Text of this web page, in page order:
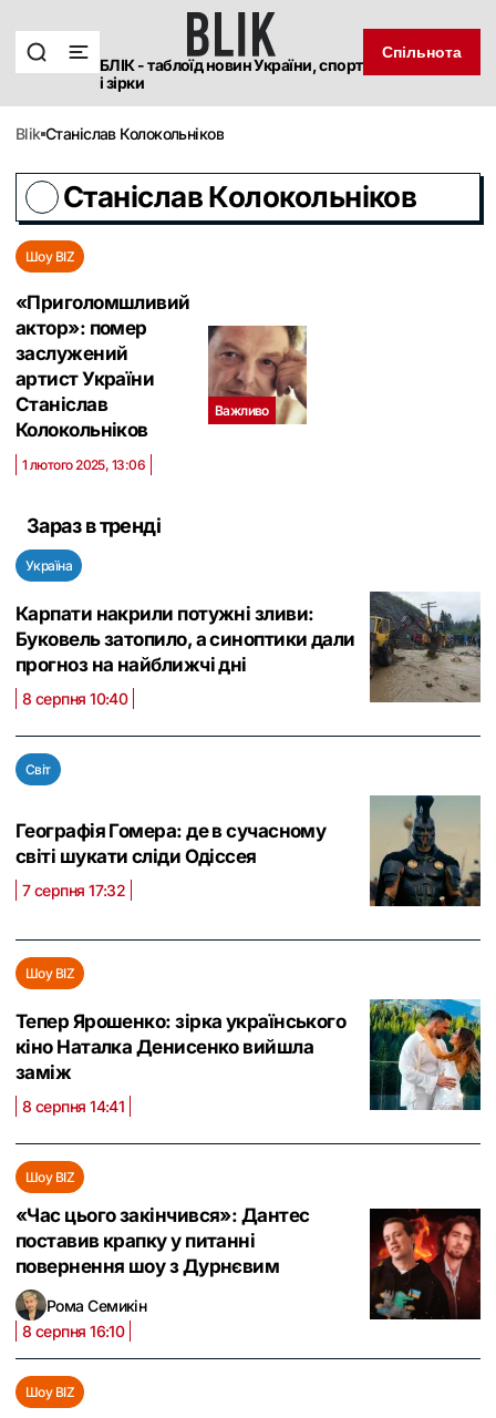
БЛІК - таблоїд новин України, спорт
і зірки
Спільнота
blik Станіслав Колокольніков
Станіслав Колокольніков
Важливо
Шоу BIZ
«Приголомшливий
актор»: помер
заслужений
артист України
Станіслав
Колокольніков
1 лютого 2025, 13:06
Зараз в тренді
Україна
Карпати накрили потужні зливи:
Буковель затопило, а синоптики дали
прогноз на найближчі дні
8 серпня 10:40
Світ
Географія Гомера: де в сучасному
світі шукати сліди Одіссея
7 серпня 17:32
Шоу BIZ
Тепер Ярошенко: зірка українського
кіно Наталка Денисенко вийшла
заміж
8 серпня 14:41
Шоу BIZ
«Час цього закінчився»: Дантес
поставив крапку у питанні
повернення шоу з Дурнєвим
Рома Семикін
8 серпня 16:10
Шоу BIZ